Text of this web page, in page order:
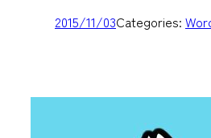
2015/11/03Categories: